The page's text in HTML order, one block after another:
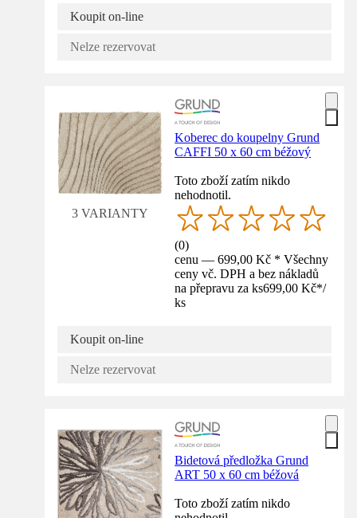
Koupit on-line
Nelze rezervovat
3 VARIANTY
Koberec do koupelny Grund
CAFFI 50 x 60 cm béžový
Toto zboží zatím nikdo
nehodnotil.
(0)
cenu — 699,00 Kč * Všechny
ceny vč. DPH a bez nákladů
na přepravu za ks699,00 Kč*/
ks
Koupit on-line
Nelze rezervovat
Bidetová předložka Grund
ART 50 x 60 cm béžová
Toto zboží zatím nikdo